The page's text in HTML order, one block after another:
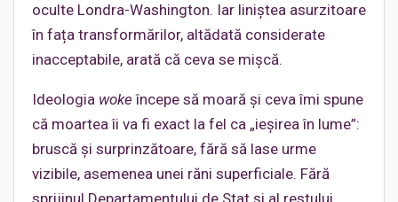
oculte Londra-Washington. Iar liniștea asurzitoare
în fața transformărilor, altădată considerate
inacceptabile, arată că ceva se mișcă.
Ideologia woke începe să moară și ceva îmi spune
că moartea îi va fi exact la fel ca „ieșirea în lume”:
bruscă și surprinzătoare, fără să lase urme
vizibile, asemenea unei răni superficiale. Fără